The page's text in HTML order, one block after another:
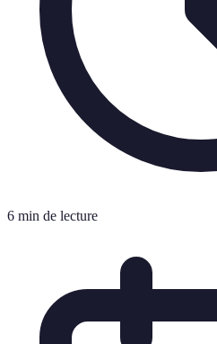
6 min de lecture